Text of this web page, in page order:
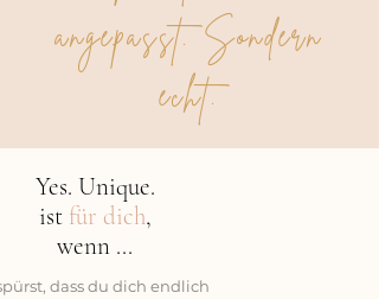
angepasst. Sondern
echt.
Yes. Unique.
ist für dich,
wenn ...
dass du dich endlich